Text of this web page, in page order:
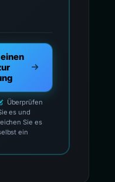
Überprüfen
es und
Sie es
ein